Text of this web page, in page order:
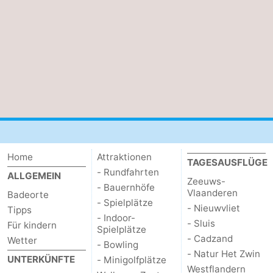
Home
ALLGEMEIN
Badeorte
Tipps
Für kindern
Wetter
UNTERKÜNFTE
Attraktionen
- Rundfahrten
- Bauernhöfe
- Spielplätze
- Indoor-
Spielplätze
- Bowling
- Minigolfplätze
TAGESAUSFLÜGE
Zeeuws-
Vlaanderen
- Nieuwvliet
- Sluis
- Cadzand
- Natur Het Zwin
Westflandern